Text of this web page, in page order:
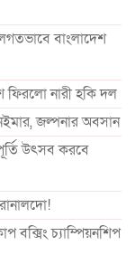
বাংলাদেশ
ফিরলো নারী হকি দল
জল্পনার অবসান
উৎসব করবে
বক্সিং চ্যাম্পিয়নশিপ